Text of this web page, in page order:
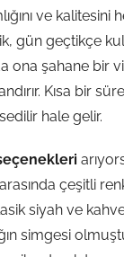
ve kalitesini
gün geçtikçe
ona şahane bir
Kısa bir
hale gelir.
çeşitli
siyah ve
simgesi